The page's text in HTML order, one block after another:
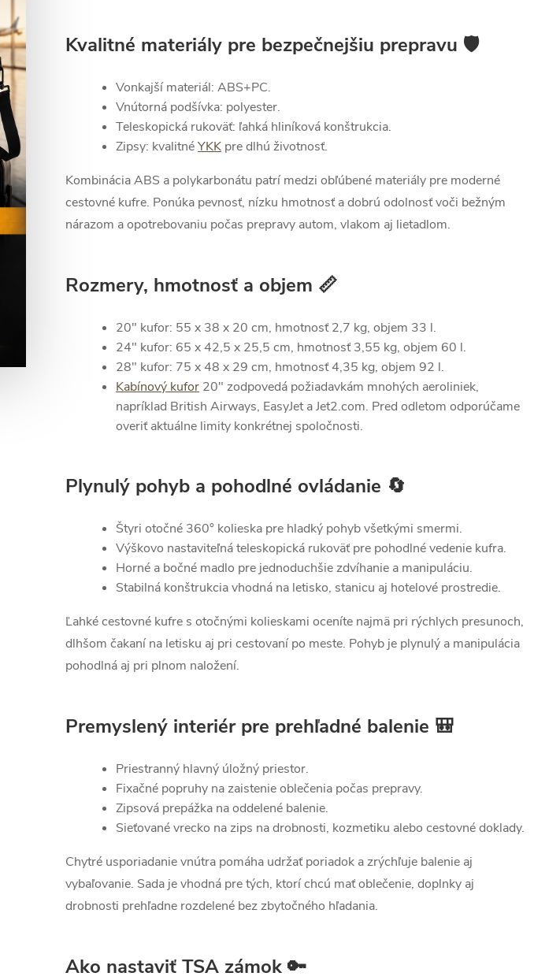
Kvalitné materiály pre bezpečnejšiu prepravu 🛡
Vonkajší materiál: ABS+PC.
Vnútorná podšívka: polyester.
Teleskopická rukoväť: ľahká hliníková konštrukcia.
Zipsy: kvalitnéYKK pre dlhú životnosť.
Kombinácia ABS a polykarbonátu patrí medzi obľúbené materiály pre moderné
cestovné kufre. Ponúka pevnosť, nízku hmotnosť a dobrú odolnosť voči bežným
nárazom a opotrebovaniu počas prepravy autom, vlakom aj lietadlom.
Rozmery, hmotnosť a objem 📏
20" kufor: 55 x 38 x 20 cm, hmotnosť 2,7 kg, objem 33 l.
24" kufor: 65 x 42,5 x 25,5 cm, hmotnosť 3,55 kg, objem 60 l.
28" kufor: 75 x 48 x 29 cm, hmotnosť 4,35 kg, objem 92 l.
Kabínový kufor 20" zodpovedá požiadavkám mnohých aeroliniek,
napríklad British Airways, EasyJet a Jet2.com. Pred odletom odporúčame
overiť aktuálne limity konkrétnej spoločnosti.
Plynulý pohyb a pohodlné ovládanie 🔄
Štyri otočné 360° kolieska pre hladký pohyb všetkými smermi.
Výškovo nastaviteľná teleskopická rukoväť pre pohodlné vedenie kufra.
Horné a bočné madlo pre jednoduchšie zdvíhanie a manipuláciu.
Stabilná konštrukcia vhodná na letisko, stanicu aj hotelové prostredie.
Ľahké cestovné kufre s otočnými kolieskami oceníte najmä pri rýchlych presunoch,
dlhšom čakaní na letisku aj pri cestovaní po meste. Pohyb je plynulý a manipulácia
pohodlná aj pri plnom naložení.
Premyslený interiér pre prehľadné balenie 🎒
Priestranný hlavný úložný priestor.
Fixačné popruhy na zaistenie oblečenia počas prepravy.
Zipsová prepážka na oddelené balenie.
Sieťované vrecko na zips na drobnosti, kozmetiku alebo cestovné doklady.
Chytré usporiadanie vnútra pomáha udržať poriadok a zrýchľuje balenie aj
vybaľovanie. Sada je vhodná pre tých, ktorí chcú mať oblečenie, doplnky aj
drobnosti prehľadne rozdelené bez zbytočného hľadania.
Ako nastaviť TSA zámok 🔑